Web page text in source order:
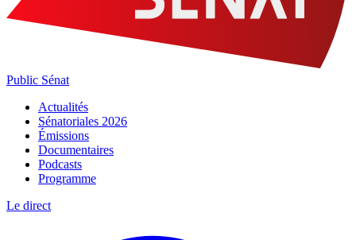
Public Sénat
Actualités
Sénatoriales 2026
Émissions
Documentaires
Podcasts
Programme
Le direct